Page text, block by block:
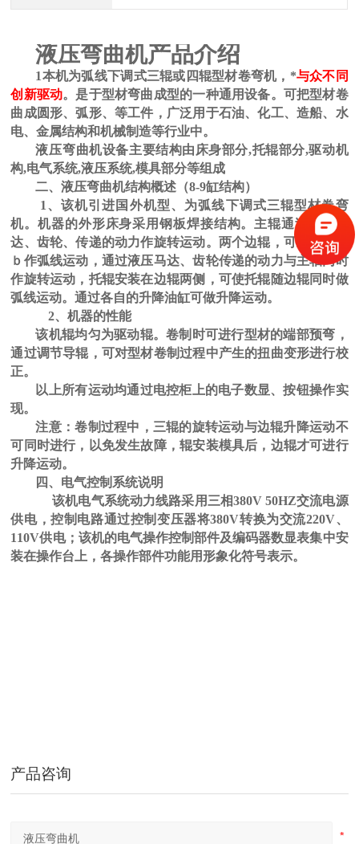
四辊卷板机生产厂家 20年新四轴卷圆机报价
大型卷板机厂家供应 四辊液压卷板设备
U形弯弧机 椭圆形弯滚机 弹簧型滚圆机
液压弯曲机产品介绍
1本机为弧线下调式三辊或四辊型材卷弯机， *与众不同
创新驱动。是于型材弯曲成型的一种通用设备。可把型材卷
曲成圆形、弧形、等工件，广泛用于石油、化工、造船、水
电、金属结构和机械制造等行业中。
液压弯​曲机设备主要结构由床身部分,托辊部分,驱动机
构,电气系统,液压系统,模具部分等组成
二、液压弯曲机结构概述 （8-9缸结构）
1、 该机引进国外机型、为弧线下调式三辊型材卷弯
机。机器的外形床身采用钢板焊接结构。主辊通过液压马
达、齿轮、传递的动力作旋转运动。两个边辊，可绕中轴
ｂ 作弧线运动，通过液压马达、齿轮传递的动力与主轴同时
作旋转运动，托辊安装在边辊两侧，可使托辊随边辊同时做
弧线运动。通过各自的升降油缸可做升降运动。
2、机器的性能
该机辊均匀为驱动辊。卷制时可进行型材的端部预弯，
通过调节导辊，可对型材卷制过程中产生的扭曲变形进行校
正。
以上所有运动均通过电控柜上的电子数显、按钮操作实
现。
注意：卷制过程中，三辊的旋转运动与边辊升降运动不
可同时进行，以免发生故障，辊安装模具后，边辊才可进行
升降运动。
四、电气控制系统说明
该机电气系统动力线路采用三相380V 50HZ交流电源
供电，控制电路通过控制变压器将380V转换为交流220V、
110V供电；该机的电气操作控制部件及编码器数显表集中安
装在操作台上，各操作部件功能用形象化符号表示。
产品咨询